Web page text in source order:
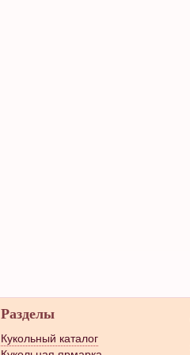
Разделы
Кукольный каталог